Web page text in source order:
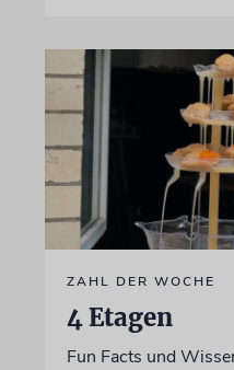
ZAHL DER WOCHE
4 Etagen
Fun Facts und